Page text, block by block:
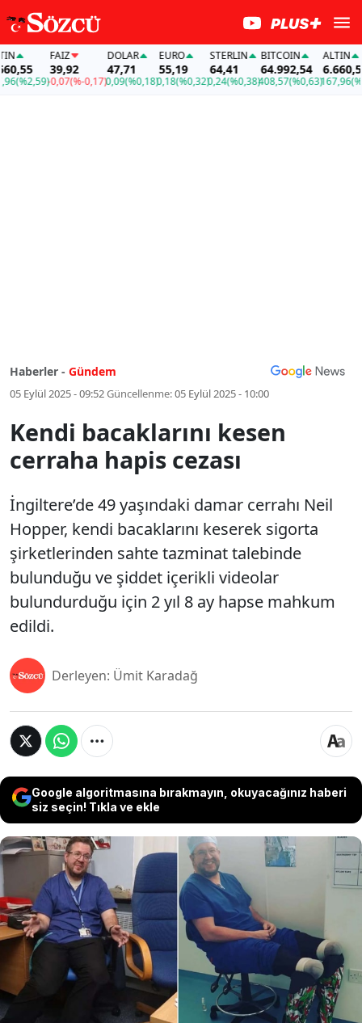
39,92
-0,07(%-0,17)
DOLAR
47,71
0,09(%0,18)
EURO
55,19
0,18(%0,32)
STERLIN
64,41
0,24(%0,38)
BITCOIN
64.992,54
408,57(%0,63)
ALTIN
6.660,55
167,96
Haberler - Gündem
05 Eylül 2025 - 09:52Güncellenme:05 Eylül 2025 - 10:00
Kendi bacaklarını kesen
cerraha hapis cezası
İngiltere’de 49 yaşındaki damar cerrahı Neil
Hopper, kendi bacaklarını keserek sigorta
şirketlerinden sahte tazminat talebinde
bulunduğu ve şiddet içerikli videolar
bulundurduğu için 2 yıl 8 ay hapse mahkum
edildi.
Derleyen: Ümit Karadağ
Google algoritmasına bırakmayın, okuyacağınız haberi
siz seçin! Tıkla ve ekle
İngiltere’de 49 yaşındaki damar cerrahı Neil
Hopper, kendi bacaklarını keserek sigorta
şirketlerinden sahte tazminat talebinde
bulunduğu ve şiddet içerikli videolar
bulundurduğu için 2 yıl 8 ay hapse mahkum